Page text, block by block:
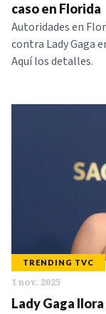
caso en Florida
Autoridades en
contra Lady Gaga
Aquí los detalles.
TRENDING TVC
1 nov. 2025
Lady Gaga